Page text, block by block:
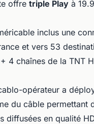
offre triple Play à
inclus une
et vers 53
4 chaînes de la TNT
opérateur a
du câble
diffusées en qualité